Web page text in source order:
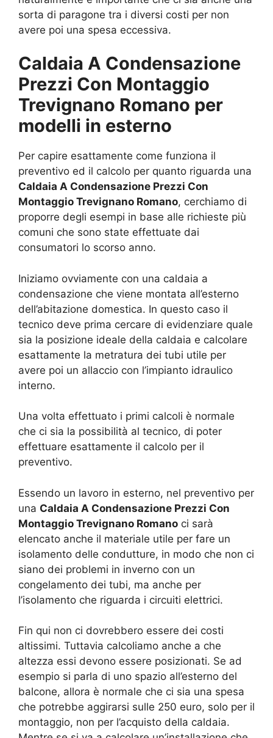
sorta di paragone tra i diversi costi per non
avere poi una spesa eccessiva.
Caldaia A Condensazione
Prezzi Con Montaggio
Trevignano Romano per
modelli in esterno
Per capire esattamente come funziona il
preventivo ed il calcolo per quanto riguarda una
Caldaia A Condensazione Prezzi Con
Montaggio Trevignano Romano, cerchiamo di
proporre degli esempi in base alle richieste più
comuni che sono state effettuate dai
consumatori lo scorso anno.
Iniziamo ovviamente con una caldaia a
condensazione che viene montata all’esterno
dell’abitazione domestica. In questo caso il
tecnico deve prima cercare di evidenziare quale
sia la posizione ideale della caldaia e calcolare
esattamente la metratura dei tubi utile per
avere poi un allaccio con l’impianto idraulico
interno.
Una volta effettuato i primi calcoli è normale
che ci sia la possibilità al tecnico, di poter
effettuare esattamente il calcolo per il
preventivo.
Essendo un lavoro in esterno, nel preventivo per
una Caldaia A Condensazione Prezzi Con
Montaggio Trevignano Romano ci sarà
elencato anche il materiale utile per fare un
isolamento delle condutture, in modo che non ci
siano dei problemi in inverno con un
congelamento dei tubi, ma anche per
l’isolamento che riguarda i circuiti elettrici.
Fin qui non ci dovrebbero essere dei costi
altissimi. Tuttavia calcoliamo anche a che
altezza essi devono essere posizionati. Se ad
esempio si parla di uno spazio all’esterno del
balcone, allora è normale che ci sia una spesa
che potrebbe aggirarsi sulle 250 euro, solo per il
montaggio, non per l’acquisto della caldaia.